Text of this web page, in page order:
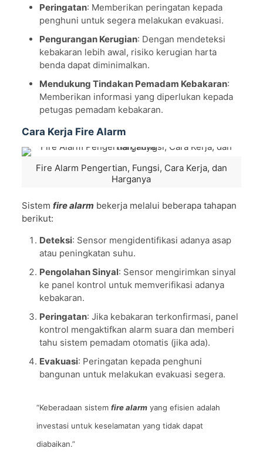
Peringatan: Memberikan peringatan kepada
penghuni untuk segera melakukan evakuasi.
Pengurangan Kerugian: Dengan mendeteksi
kebakaran lebih awal, risiko kerugian harta
benda dapat diminimalkan.
Mendukung Tindakan Pemadam Kebakaran:
Memberikan informasi yang diperlukan kepada
petugas pemadam kebakaran.
Cara Kerja Fire Alarm
Fire Alarm Pengertian, Fungsi, Cara Kerja, dan
Harganya
Sistem fire alarm bekerja melalui beberapa tahapan
berikut:
Deteksi: Sensor mengidentifikasi adanya asap
atau peningkatan suhu.
Pengolahan Sinyal: Sensor mengirimkan sinyal
ke panel kontrol untuk memverifikasi adanya
kebakaran.
Peringatan: Jika kebakaran terkonfirmasi, panel
kontrol mengaktifkan alarm suara dan memberi
tahu sistem pemadam otomatis (jika ada).
Evakuasi: Peringatan kepada penghuni
bangunan untuk melakukan evakuasi segera.
“Keberadaan sistem fire alarmyang efisien adalah
investasi untuk keselamatan yang tidak dapat
diabaikan.”